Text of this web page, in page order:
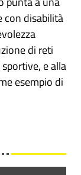
con disabilità
di reti
e alla
esempio di